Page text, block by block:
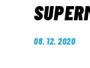
08. 12. 2020